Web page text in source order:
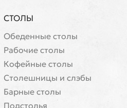
СТОЛЫ
Обеденные столы
Рабочие столы
Кофейные столы
Cтолешницы и слэбы
Барные столы
Подстолья